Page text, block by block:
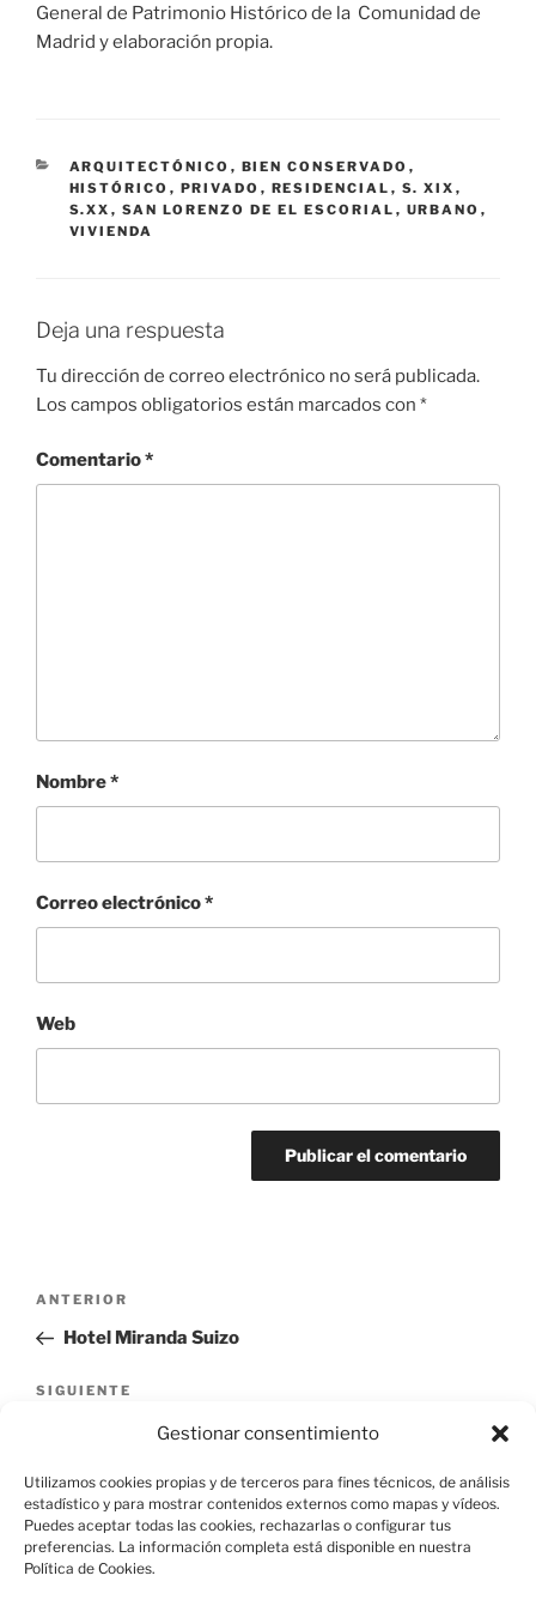
Gestionar consentimiento
Utilizamos cookies propias y de terceros para fines técnicos, de análisis
estadístico y para mostrar contenidos externos como mapas y vídeos.
Puedes aceptar todas las cookies, rechazarlas o configurar tus
preferencias. La información completa está disponible en nuestra
Política de Cookies.
General de Patrimonio Histórico de la Comunidad de
Madrid y elaboración propia.
CATEGORÍAS
ARQUITECTÓNICO , BIEN CONSERVADO ,
HISTÓRICO , PRIVADO , RESIDENCIAL , S. XIX ,
S.XX , SAN LORENZO DE EL ESCORIAL , URBANO ,
VIVIENDA
Deja una respuesta
Tu dirección de correo electrónico no será publicada.
Los campos obligatorios están marcados con *
Comentario*
Nombre*
Correo electrónico*
Web
Navegación
entradas
Entrada
anterior:
ANTERIOR
Hotel Miranda Suizo
Siguiente
SIGUIENTE
Edificación Residencial, Calle Gobernador 5